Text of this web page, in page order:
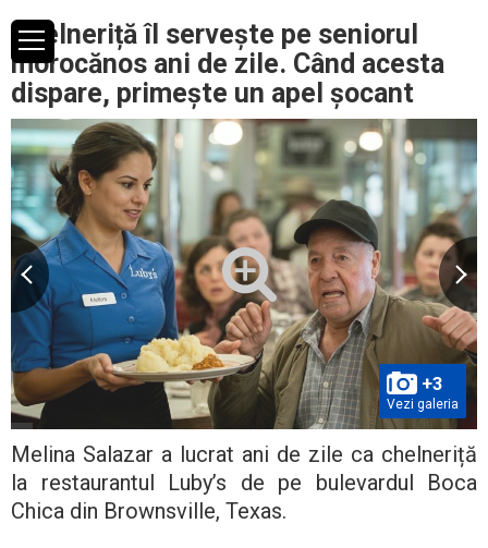
Chelneriță îl servește pe seniorul
morocănos ani de zile. Când acesta
dispare, primește un apel șocant
+3
Vezi galeria
Melina Salazar a lucrat ani de zile ca chelneriță
la restaurantul Luby’s de pe bulevardul Boca
Chica din Brownsville, Texas.